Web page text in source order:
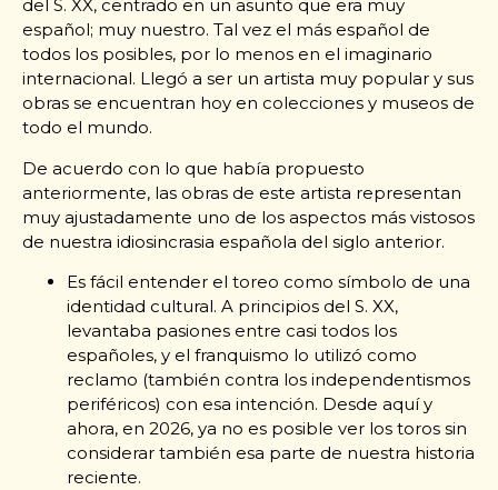
del S. XX, centrado en un asunto que era muy
español; muy nuestro. Tal vez el más español de
todos los posibles, por lo menos en el imaginario
internacional. Llegó a ser un artista muy popular y sus
obras se encuentran hoy en colecciones y museos de
todo el mundo.
De acuerdo con lo que había propuesto
anteriormente, las obras de este artista representan
muy ajustadamente uno de los aspectos más vistosos
de nuestra idiosincrasia española del siglo anterior.
Es fácil entender el toreo como símbolo de una
identidad cultural. A principios del S. XX,
levantaba pasiones entre casi todos los
españoles, y el franquismo lo utilizó como
reclamo (también contra los independentismos
periféricos) con esa intención. Desde aquí y
ahora, en 2026, ya no es posible ver los toros sin
considerar también esa parte de nuestra historia
reciente.